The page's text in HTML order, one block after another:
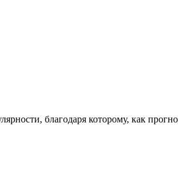
благодаря которому, как